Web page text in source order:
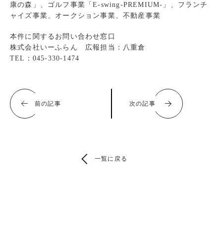
康の森」、ゴルフ事業「E-swing-PREMIUM-」、フランチ
ャイズ事業、オークション事業、不動産事業
本件に関するお問い合わせ窓口
株式会社いーふらん 広報担当：八重倉
TEL：045-330-1474
前の記事 次の記事
一覧に戻る